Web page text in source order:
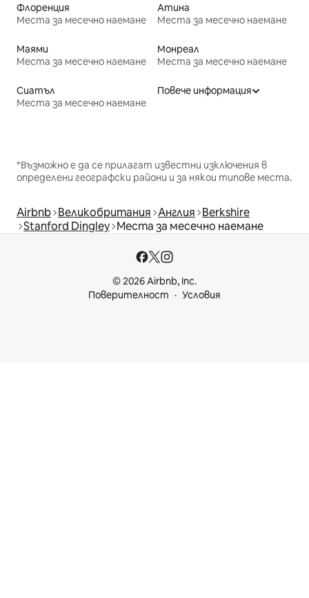
Флоренция
Места за месечно наемане
Атина
Места за месечно наемане
Маями
Места за месечно наемане
Монреал
Места за месечно наемане
Сиатъл
Места за месечно наемане
Повече информация
*Възможно е да се прилагат известни изключения в
определени географски райони и за някои типове места.
Airbnb Великобритания Англия Berkshire
Stanford Dingley Места за месечно наемане
© 2026 Airbnb, Inc.
Поверителност
Условия